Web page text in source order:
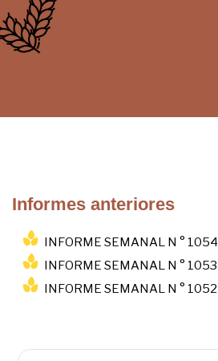
Informes anteriores
INFORME SEMANAL N ° 1054
INFORME SEMANAL N ° 1053
INFORME SEMANAL N ° 1052